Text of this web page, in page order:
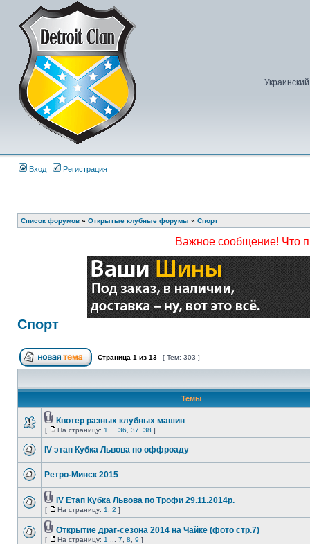
Вход Регистрация
Список форумов » Открытые клубные форумы » Спорт
Важное сообщение! Что
Спорт
Страница 1 из 13 [ Тем: 303 ]
Темы
Квотер разных клубных машин
[ На страницу: 1 36 37 38 ]
IV этап Кубка Львова по оффроаду
Ретро-Минск 2015
IV Етап Кубка Львова по Трофи 29.11.2014р.
[ На страницу: 1 2 ]
Открытие драг-сезона 2014 на Чайке (фото стр.7)
[ На страницу: 1 7 8 9 ]